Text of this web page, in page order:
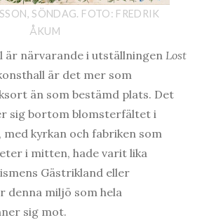
SÖNDAG. FOTO: FREDRIK
ÅKUM
är närvarande i utställningen Lost
är det mer som
än som bestämd plats. Det
sig bortom blomsterfältet i
, med kyrkan och fabriken som
i mitten, hade varit lika
Gästrikland eller
denna miljö som hela
sig mot.